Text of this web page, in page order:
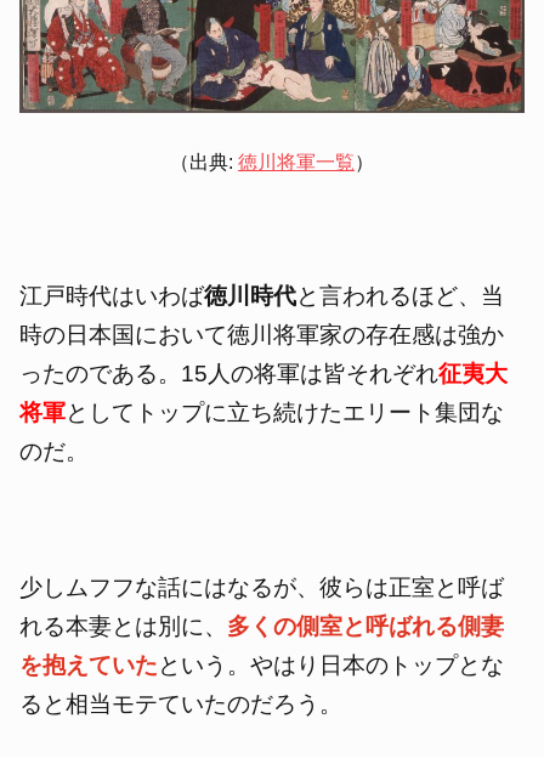
（出典: 徳川将軍一覧）
江戸時代はいわば徳川時代と言われるほど、当
時の日本国において徳川将軍家の存在感は強か
ったのである。15人の将軍は皆それぞれ征夷大
将軍としてトップに立ち続けたエリート集団な
のだ。
少しムフフな話にはなるが、彼らは正室と呼ば
れる本妻とは別に、 多くの側室と呼ばれる側妻
を抱えていたという。やはり日本のトップとな
ると相当モテていたのだろう。